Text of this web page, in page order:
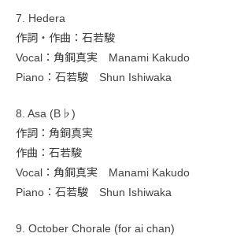
7. Hedera
作詞・作曲：石若駿
Vocal：角銅真実 Manami Kakudo
Piano：石若駿 Shun Ishiwaka
8. Asa (B♭)
作詞：角銅真実
作曲：石若駿
Vocal：角銅真実 Manami Kakudo
Piano：石若駿 Shun Ishiwaka
9. October Chorale (for ai chan)